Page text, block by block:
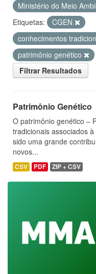
Ministério do Meio
Etiquetas:
CGEN
conhecimentos
patrimônio genético
Filtrar Resultados
Patrimônio Genético
O patrimônio genético –
tradicionais associados
sido uma grande
novos...
CSV PDF ZIP + CSV